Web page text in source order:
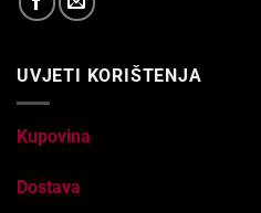
UVJETI KORIŠTENJA
Kupovina
Dostava